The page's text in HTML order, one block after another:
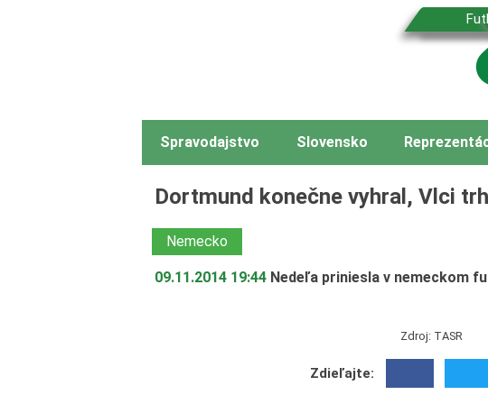
Spravodajstvo Slovensko
Dortmund konečne vyhral, Vlci
Nemecko
09.11.2014 19:44 Nedeľa priniesla v nemeckom
Zdroj: TASR
Zdieľajte: